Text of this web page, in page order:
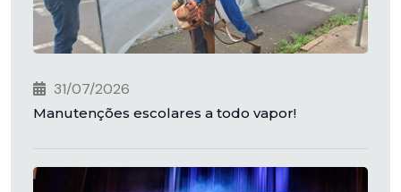
31/07/2026
Manutenções escolares a todo vapor!